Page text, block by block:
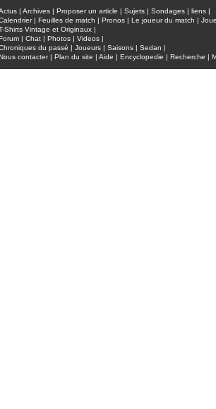
| Archives | Proposer un article | Sujets | Sondages | liens |
| Feuilles de match | Pronos | Le joueur du match |
Shirts Vintage et Originaux |
| Chat | Photos | Videos |
du passé | Joueurs | Saisons | Sedan |
contacter| Plan du site | Aide | Encyclopedie | Recherche |